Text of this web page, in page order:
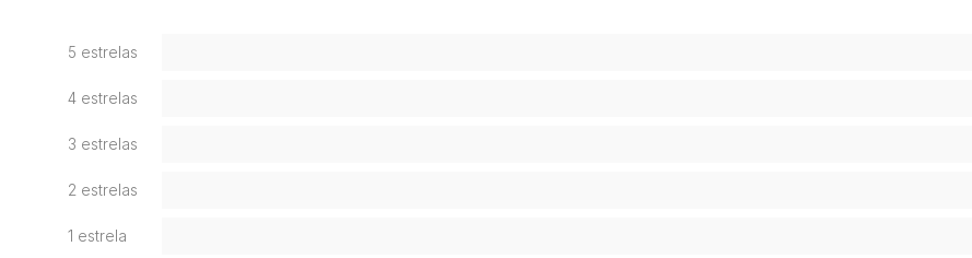
5 estrelas
4 estrelas
3 estrelas
2 estrelas
1 estrela